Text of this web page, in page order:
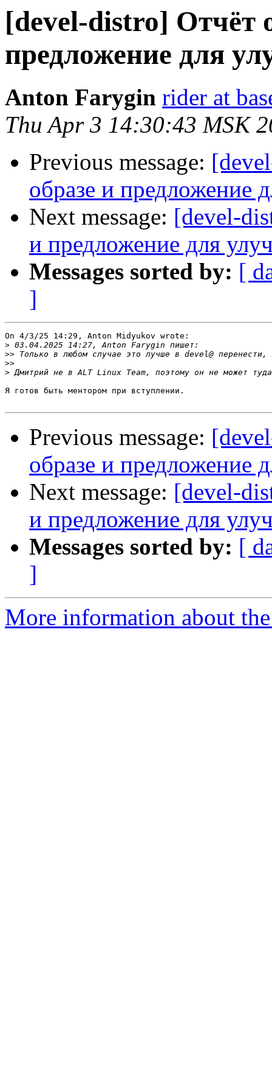
[devel-distro] Отчёт
предложение для
Anton Farygin rider at
Thu Apr 3 14:30:43 MSK
Previous message:
образе и предложение
Next message: [devel-
и предложение для
Messages sorted by: [
]
On 4/3/25 14:29, Anton Midyukov wrote:
>
>>
>>
>
Я готов быть ментором при вступлении.
Previous message:
образе и предложение
Next message: [devel-
и предложение для
Messages sorted by: [
]
More information about